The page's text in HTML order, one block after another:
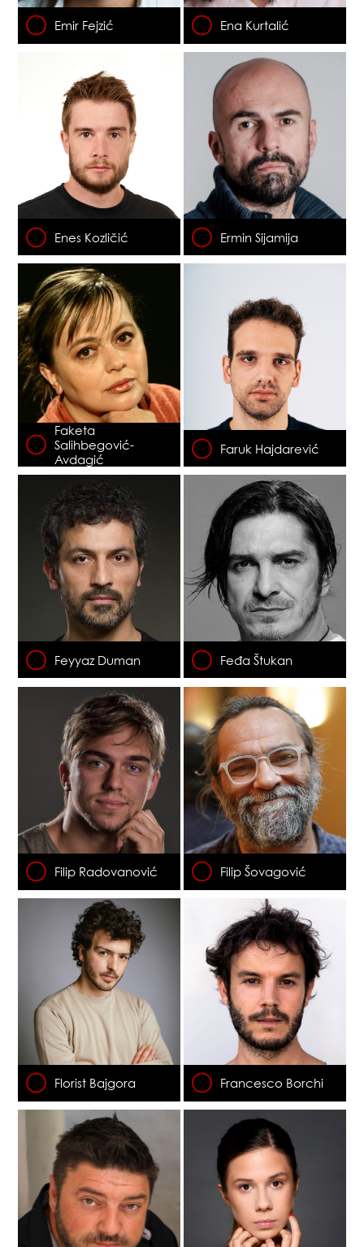
Emir Fejzić Ena Kurtalić
Enes Kozličić Ermin Sijamija
Faketa
Salihbegović-
Avdagić
Faruk Hajdarević
Feyyaz Duman Feđa Štukan
Filip Radovanović Filip Šovagović
Florist Bajgora Francesco Borchi